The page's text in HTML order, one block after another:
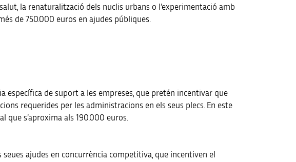
la renaturalització dels nuclis urbans o l’experimentació amb
de 750.000 euros en ajudes públiques.
específica de suport a les empreses, que pretén incentivar que
requerides per les administracions en els seus plecs. En este
s’aproxima als 190.000 euros.
ajudes en concurrència competitiva, que incentiven el